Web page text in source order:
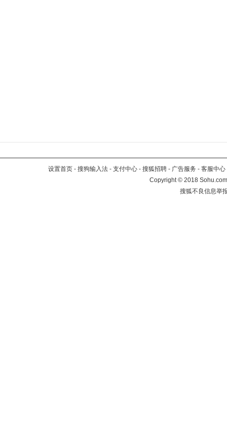
设置首页 - 搜狗输入法 - 支付中心 - 搜狐招聘 - 广告服务 - 客服中心
Copyright©2018
搜狐不良信息举